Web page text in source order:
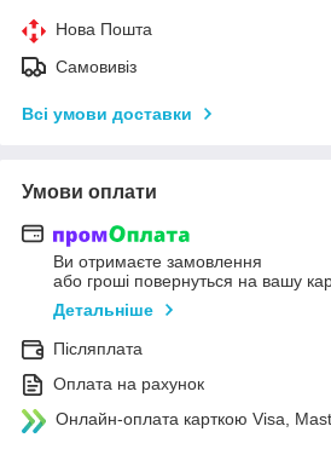
Нова Пошта
Самовивіз
Всі умови доставки
Умови оплати
Ви отримаєте замовлення
або гроші повернуться на вашу
Детальніше
Післяплата
Оплата на рахунок
Онлайн-оплата карткою Visa,